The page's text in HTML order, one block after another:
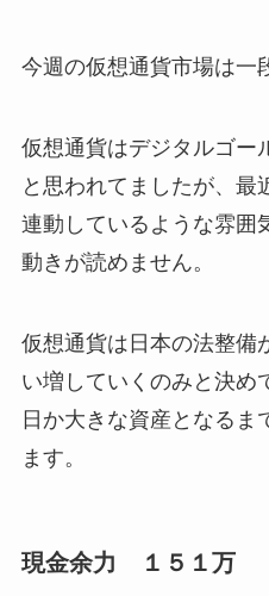
今週の仮想通貨市場は一
仮想通貨はデジタルゴー
と思われてましたが、最
連動しているような雰囲
動きが読めません。
仮想通貨は日本の法整備
い増していくのみと決め
日か大きな資産となるま
ます。
現金余力 １５１万